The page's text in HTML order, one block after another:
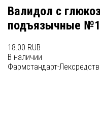
Валидол с
подъязычные
18.00 RUB
В наличии
Фармстандарт-